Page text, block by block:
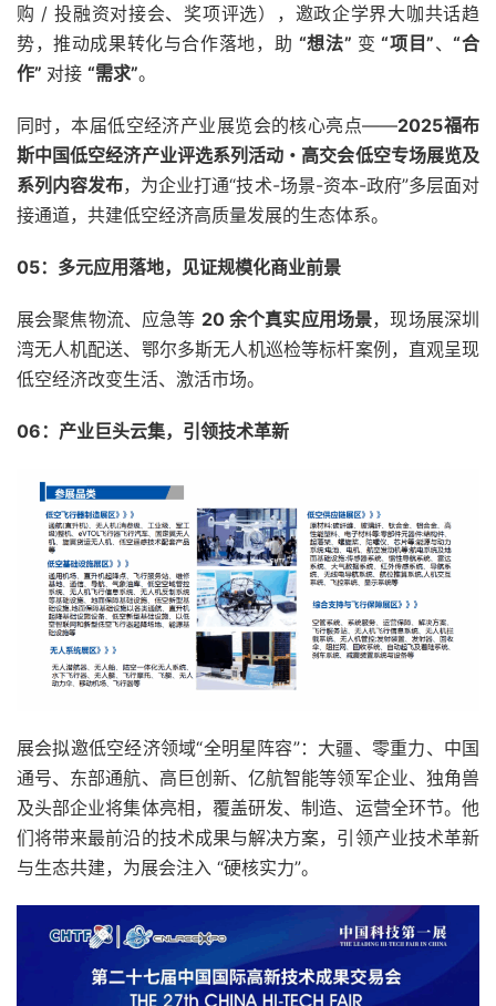
购 / 投融资对接会、奖项评选），邀政企学界大咖共话趋
势，推动成果转化与合作落地，助 “想法” 变 “项目”、“合
作” 对接 “需求”。
同时，本届低空经济产业展览会的核心亮点——2025福布
斯中国低空经济产业评选系列活动・高交会低空专场展览及
系列内容发布，为企业打通“技术-场景-资本-政府”多层面对
接通道，共建低空经济高质量发展的生态体系。
05： 多元应用落地， 见证规模化商业前景
展会聚焦物流、应急等 20 余个真实应用场景，现场展深圳
湾无人机配送、鄂尔多斯无人机巡检等标杆案例，直观呈现
低空经济改变生活、激活市场。
06： 产业巨头云集， 引领技术革新
展会拟邀低空经济领域“全明星阵容”：大疆、零重力、中国
通号、东部通航、高巨创新、亿航智能等领军企业、独角兽
及头部企业将集体亮相，覆盖研发、制造、运营全环节。他
们将带来最前沿的技术成果与解决方案，引领产业技术革新
与生态共建，为展会注入 “硬核实力”。